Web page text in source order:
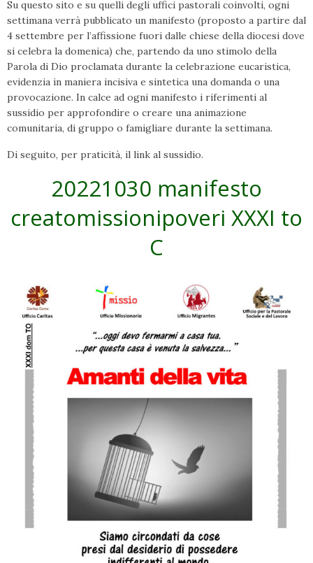
Su questo sito e su quelli degli uffici pastorali coinvolti, ogni
settimana verrà pubblicato un manifesto (proposto a partire dal
4 settembre per l’affissione fuori dalle chiese della diocesi dove
si celebra la domenica) che, partendo da uno stimolo della
Parola di Dio proclamata durante la celebrazione eucaristica,
evidenzia in maniera incisiva e sintetica una domanda o una
provocazione. In calce ad ogni manifesto i riferimenti al
sussidio per approfondire o creare una animazione
comunitaria, di gruppo o famigliare durante la settimana.
Di seguito, per praticità, il link al sussidio.
20221030 manifesto
creatomissionipoveri XXXI to
C